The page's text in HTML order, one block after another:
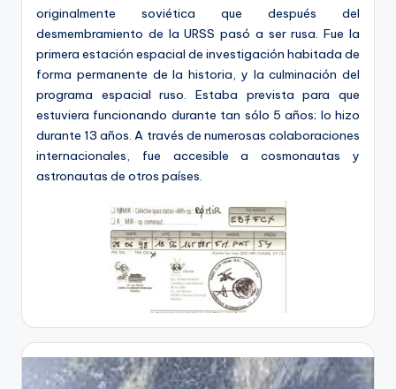
originalmente soviética que después del
desmembramiento de la URSS pasó a ser rusa. Fue la
primera estación espacial de investigación habitada de
forma permanente de la historia, y la culminación del
programa espacial ruso. Estaba prevista para que
estuviera funcionando durante tan sólo 5 años; lo hizo
durante 13 años. A través de numerosas colaboraciones
internacionales, fue accesible a cosmonautas y
astronautas de otros países.